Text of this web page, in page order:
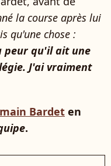
la course après lui
qu'une chose :
peur qu'il ait une
J'ai vraiment
Bardet en
.